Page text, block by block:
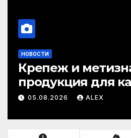
НОВОСТИ
Обслуживание
сохранить
21.07.2026 SERGEY